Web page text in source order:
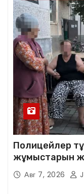
Полицейлер
жұмыстарын
Авг 7, 2026